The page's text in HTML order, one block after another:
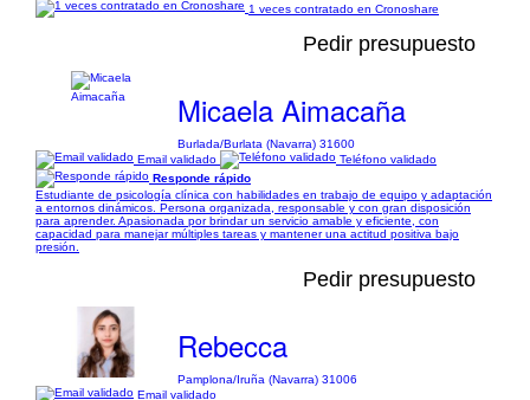
1 veces contratado en Cronoshare
Pedir presupuesto
Micaela Aimacaña
Burlada/Burlata (Navarra) 31600
Email validado
Teléfono validado
Responde rápido
Estudiante de psicología clínica con habilidades en trabajo de equipo y adaptación
a entornos dinámicos. Persona organizada, responsable y con gran disposición
para aprender. Apasionada por brindar un servicio amable y eficiente, con
capacidad para manejar múltiples tareas y mantener una actitud positiva bajo
presión.
Pedir presupuesto
Rebecca
Pamplona/Iruña (Navarra) 31006
Email validado